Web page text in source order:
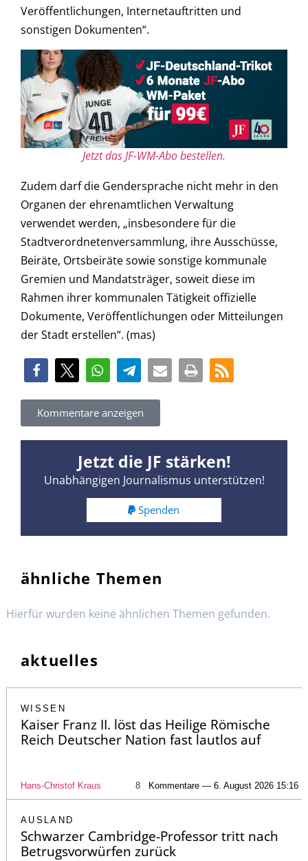
Veröffentlichungen, Internetauftritten und
sonstigen Dokumenten“.
Jetzt das JF-WM-Abo bestellen.
Zudem darf die Gendersprache nicht mehr in den
Organen der ehrenamtlichen Verwaltung
verwendet werden, „insbesondere für die
Stadtverordnetenversammlung, ihre Ausschüsse,
Beiräte, Ortsbeiräte sowie sonstige kommunale
Gremien und Mandatsträger, soweit diese im
Rahmen ihrer kommunalen Tätigkeit offizielle
Dokumente, Veröffentlichungen oder Mitteilungen
der Stadt erstellen“. (mas)
Kommentare anzeigen
Jetzt die JF stärken!
Unabhängigen Journalismus unterstützen!
Spenden
ähnliche Themen
Hierfür wurden keine ähnlichen Themen gefunden.
aktuelles
WISSEN
Kaiser Franz II. löst das Heilige Römische
Reich Deutscher Nation fast lautlos auf
Hans-Christof Kraus 8 Kommentare — 6. August 2026 15:16
AUSLAND
Schwarzer Cambridge-Professor tritt nach
Betrugsvorwürfen zurück